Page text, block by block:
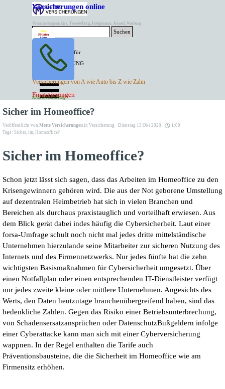
Direkt zum Seiteninhalt
Versicherungen online
Versicherungsmakler, Trendelburg, Hofgeismar, Kassel, Warburg
BESTER PREIS für
SPITZEN LEISTUNG
ANGEBOTE
Versicherungen von A wie Auto bis Z wie Zahn
Kontakt Tel. 05671/7799991
Mette Versicherungen
Suchen
Versicherungen
Finanzierungen
Rentenversicherung
Menü überspringen
Sicher im Homeoffice?
Veröffentlicht von Mette Versicherungen in Versicherung · Dienstag 13 Okt 2020 ·
1:00
Tags: Sicher, im, Homeoffice?
Sicher im Homeoffice?
Schon jetzt lässt sich sagen, dass das Arbeiten im Homeoffice zu den
Krisengewinnern gehören wird. Die aus der Not geborene Umstellung
auf dezentralen Heimbetrieb hat sich in vielen Branchen und
Bereichen als durchaus praxistauglich und vorteilhaft erwiesen. Aus
dem Blick gerät dabei indes häufig die Cybersicherheit. Laut einer
forsa-Umfrage schult noch nicht mal jedes dritte mittelständische
Unternehmen hierzulande seine Mitarbeiter zur sicheren Nutzung des
Internets und des Firmennetzwerks. Nur jedes fünfte hat die zehn
wichtigsten Basismaßnahmen für Cybersicherheit umgesetzt. Über
einen Notfallplan oder einen entsprechenden IT-Dienstleister verfügt
nur jedes zweite kleine oder mittlere Unternehmen. Angesichts des
Werts, den Daten heutzutage branchenübergreifend haben, sind das
bedenkliche Zahlen. Gegen das Risiko einer Betriebsunterbrechung,
von Schadensersatzansprüchen oder DatenschutzBußgeldern infolge
einer Cyberattacke kann man sich mit einer Cyberversicherung
wappnen. In der Regel enthalten die Tarife auch
Präventionsbausteine, die die Sicherheit im Homeoffice wie am
Firmensitz erhöhen.